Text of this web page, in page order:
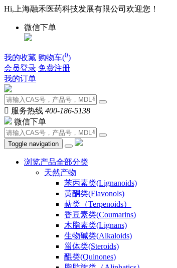
Hi,上海融禾医药科技发展有限公司欢迎您！
微信下单
我的收藏 购物车(0)
会员登录 免费注册
我的订单
 服务热线 400-186-5138
微信下单
Toggle navigation
浏览产品全部分类
天然产物
苯丙素类(Lignanoids)
黄酮类(Flavonols)
萜类（Terpenoids）
香豆素类(Coumarins)
木脂素类(Lignans)
生物碱类(Alkaloids)
甾体类(Steroids)
醌类(Quinones)